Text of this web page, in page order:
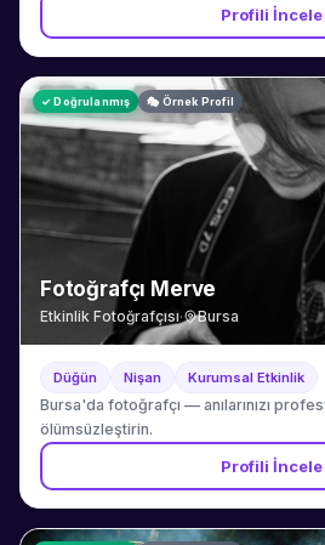
Profili İncele
✓ Doğrulanmış 🎭 Örnek Profil
Fotoğrafçı Merve
Etkinlik Fotoğrafçısı· Bursa
Düğün Nişan Kurumsal Etkinlik
Bursa'da fotoğrafçı — anılarınızı
ölümsüzleştirin.
Profili İncele